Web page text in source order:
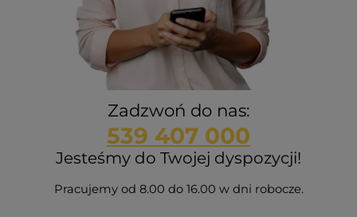
Zadzwoń do nas:
539 407 000
Jesteśmy do Twojej dyspozycji!
Pracujemy od 8.00 do 16.00 w dni robocze.